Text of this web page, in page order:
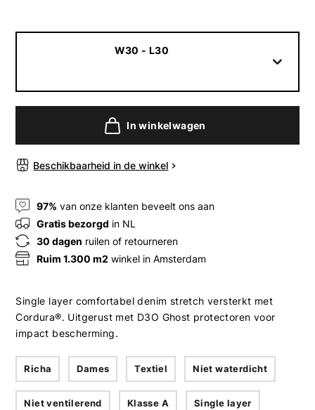
W30 - L30
In winkelwagen
Beschikbaarheid in de winkel
97% van onze klanten beveelt ons aan
Gratis bezorgd in NL
30 dagen ruilen of retourneren
Ruim 1.300 m2 winkel in Amsterdam
Single layer comfortabel denim stretch versterkt met
Cordura®. Uitgerust met D3O Ghost protectoren voor
impact bescherming.
Richa Dames Textiel Niet waterdicht
Niet ventilerend Klasse A Single layer